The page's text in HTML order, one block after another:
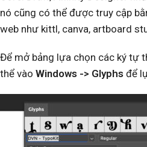
nó cũng có thể được truy cập
web như kittl, canva, artboard
Để mở bảng lựa chọn các ký tự
thể vào Windows -> Glyphs để